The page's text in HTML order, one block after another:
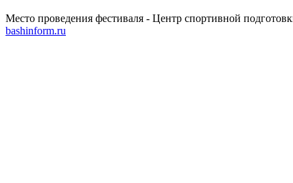
Место проведения фестиваля - Центр спортивной
bashinform.ru